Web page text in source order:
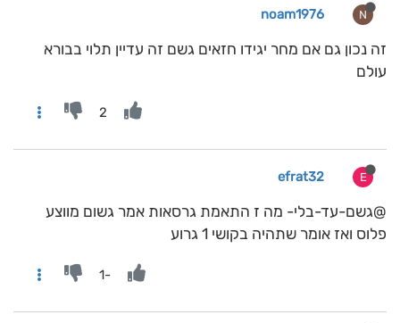
N
noam1976
זה נכון גם אם מחר יגידו חזאים גשם זה עדיין תלוי בבורא
עולם
2
E
efrat32
@גשם-עד-בלי- מה ז התאמת גרסאות אמר גשום מווצע
פלוס ואז אומר שתהיה בקושי 1 גרוע
-1